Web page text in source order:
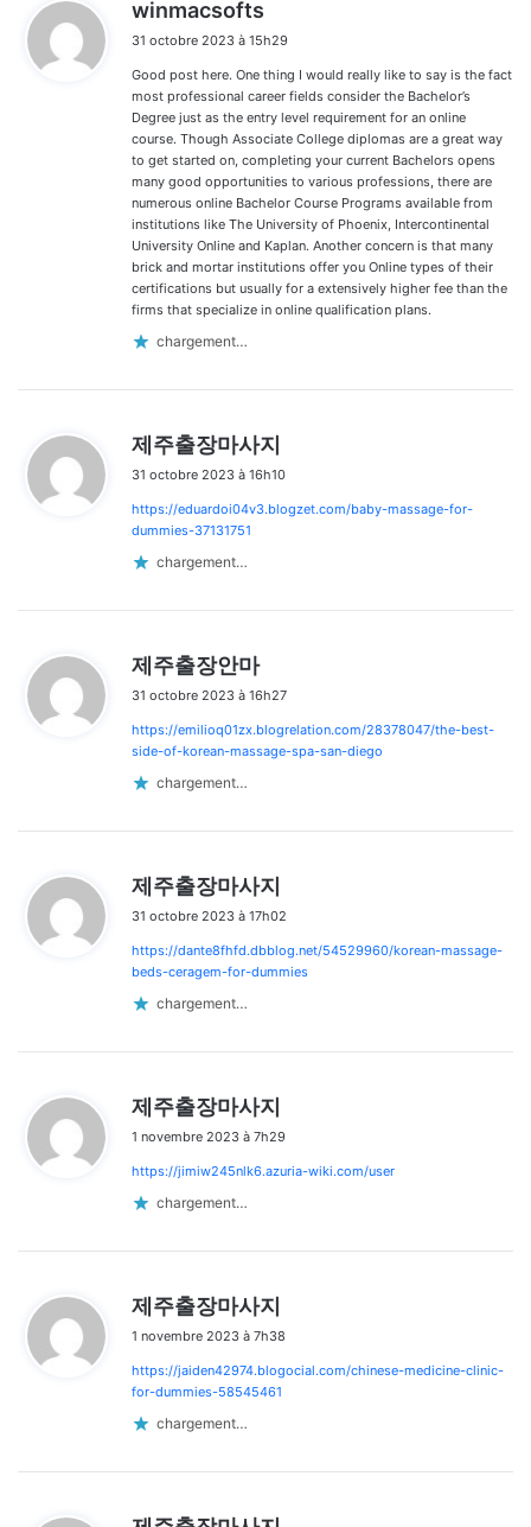
winmacsofts
t
:
31 octobre 2023 à 15h29
Good post here. One thing I would really like to say is the fact
most professional career fields consider the Bachelor’s
Degree just as the entry level requirement for an online
course. Though Associate College diplomas are a great way
to get started on, completing your current Bachelors opens
many good opportunities to various professions, there are
numerous online Bachelor Course Programs available from
institutions like The University of Phoenix, Intercontinental
University Online and Kaplan. Another concern is that many
brick and mortar institutions offer you Online types of their
certifications but usually for a extensively higher fee than the
firms that specialize in online qualification plans.
chargement…
제주출장마사지
t
31 octobre 2023 à 16h10
https://eduardoi04v3.blogzet.com/baby-massage-for-
dummies-37131751
chargement…
제주출장안마
t
:
31 octobre 2023 à 16h27
https://emilioq01zx.blogrelation.com/28378047/the-best-
side-of-korean-massage-spa-san-diego
chargement…
제주출장마사지
t
:
31 octobre 2023 à 17h02
https://dante8fhfd.dbblog.net/54529960/korean-massage-
beds-ceragem-for-dummies
chargement…
제주출장마사지
t
1 novembre 2023 à 7h29
https://jimiw245nlk6.azuria-wiki.com/user
chargement…
제주출장마사지
t
1 novembre 2023 à 7h38
https://jaiden42974.blogocial.com/chinese-medicine-clinic-
for-dummies-58545461
chargement…